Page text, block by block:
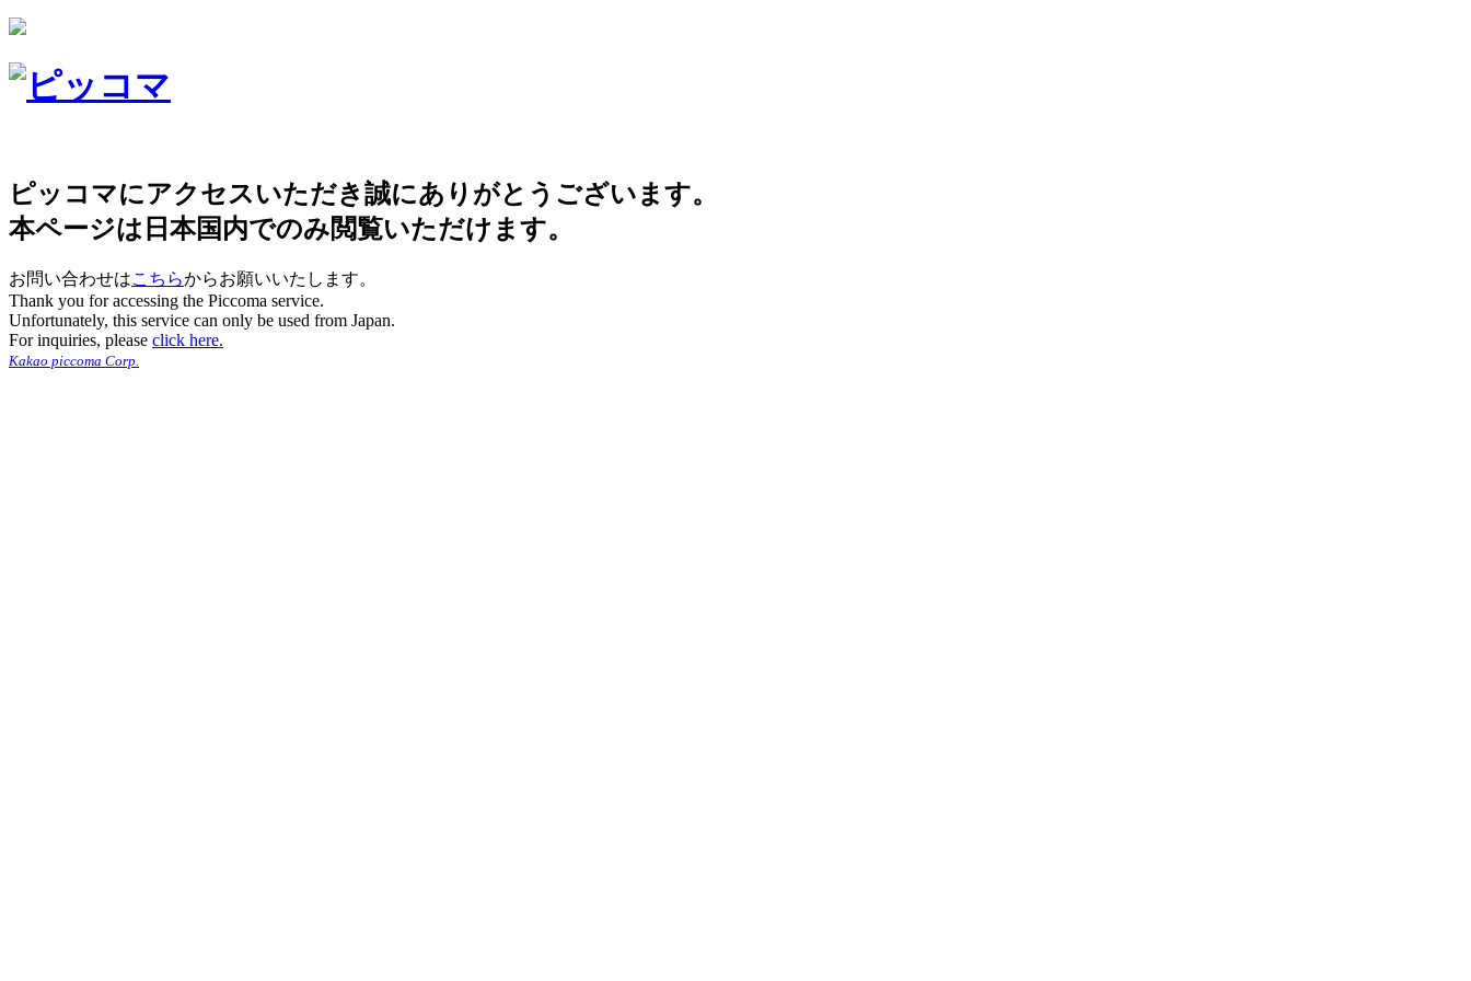
ピッコマにアクセスいただき誠にありがとうございます。
本ページは日本国内でのみ閲覧いただけます。
お問い合わせはこちらからお願いいたします。
Thank you for accessing the Piccoma service.
Unfortunately, this service can only be used from Japan.
For inquiries, please click here.
Kakao piccoma Corp.